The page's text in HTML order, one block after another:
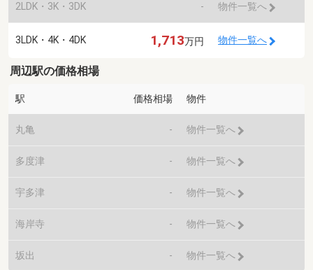
2LDK・3K・3DK - 物件一覧へ
3LDK・4K・4DK 1,713万円 物件一覧へ
周辺駅の価格相場
駅 価格相場 物件
丸亀 - 物件一覧へ
多度津 - 物件一覧へ
宇多津 - 物件一覧へ
海岸寺 - 物件一覧へ
坂出 - 物件一覧へ